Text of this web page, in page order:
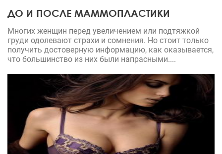
ДО И ПОСЛЕ МАММОПЛАСТИКИ
Многих женщин перед увеличением или подтяжкой
груди одолевают страхи и сомнения. Но стоит только
получить достоверную информацию, как оказывается,
что большинство из них были напрасными....